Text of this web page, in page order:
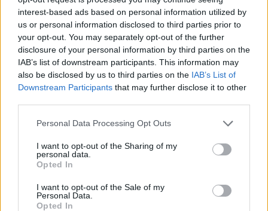
interest-based ads based on personal information utilized by
us or personal information disclosed to third parties prior to
your opt-out. You may separately opt-out of the further
disclosure of your personal information by third parties on the
IAB’s list of downstream participants. This information may
also be disclosed by us to third parties on the IAB’s List of
Downstream Participants that may further disclose it to other
Personal Data Processing Opt Outs
I want to opt-out of the Sharing of my
personal data.
Opted In
I want to opt-out of the Sale of my
Personal Data.
Opted In
Publié par LyricsFrench 4
le 21 janvier
2019 à 7h41.
Chanteurs : XXXTENTACION
Albums :
SKINS
Paroles + Traduction Téléchargement
Pour prolonger le plaisir musical :